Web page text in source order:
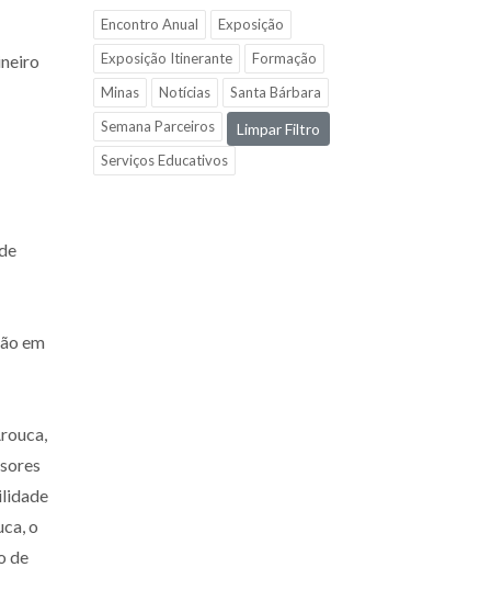
em
o
de
Encontro Anual
Exposição
Exposição Itinerante
Formação
Minas
Notícias
Santa Bárbara
Semana Parceiros
Serviços Educativos
Limpar Filtro